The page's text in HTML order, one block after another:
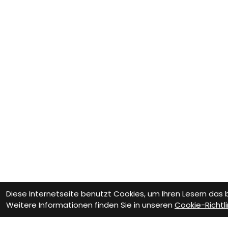
Diese Internetseite benutzt Cookies, um Ihren Lesern
Weitere Informationen finden Sie in unseren Cookie-